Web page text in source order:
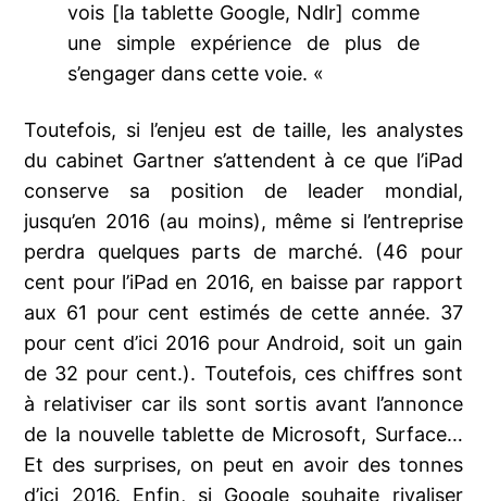
vois [la tablette Google, Ndlr] comme
une simple expérience de plus de
s’engager dans cette voie. «
Toutefois, si l’enjeu est de taille, les analystes
du cabinet Gartner s’attendent à ce que l’iPad
conserve sa position de leader mondial,
jusqu’en 2016 (au moins), même si l’entreprise
perdra quelques parts de marché. (46 pour
cent pour l’iPad en 2016, en baisse par rapport
aux 61 pour cent estimés de cette année. 37
pour cent d’ici 2016 pour Android, soit un gain
de 32 pour cent.). Toutefois, ces chiffres sont
à relativiser car ils sont sortis avant l’annonce
de la nouvelle tablette de Microsoft, Surface…
Et des surprises, on peut en avoir des tonnes
d’ici 2016. Enfin, si Google souhaite rivaliser